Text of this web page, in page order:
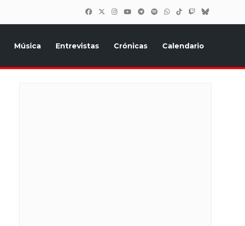
Música Entrevistas Crónicas Calendario